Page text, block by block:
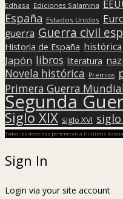
Edhasa Ediciones Salamina
España Estados Unidos
guerra Guerra civil
Historia de España histórica
Japón libros literatura
Novela histórica Premios
Primera Guerra
Segunda
Siglo XIX siglo XVI siglo
Todos los derechos pertenecen a Hislibris
Sign In
Login via your site account